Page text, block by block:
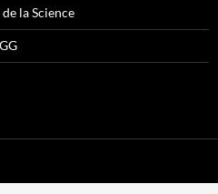
la Science